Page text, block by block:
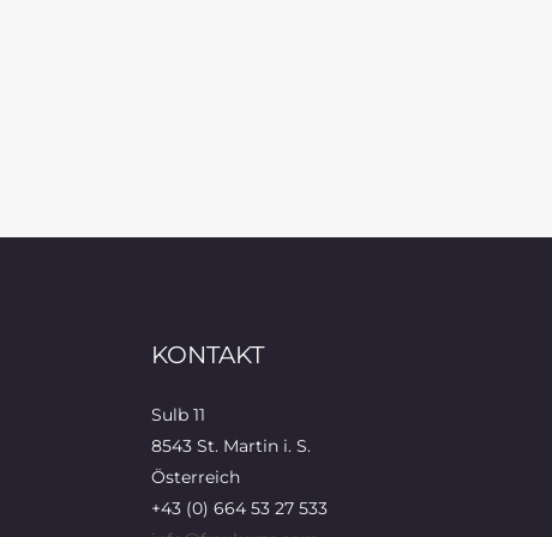
KONTAKT
Sulb 11
8543 St. Martin i. S.
Österreich
+43 (0) 664 53 27 533